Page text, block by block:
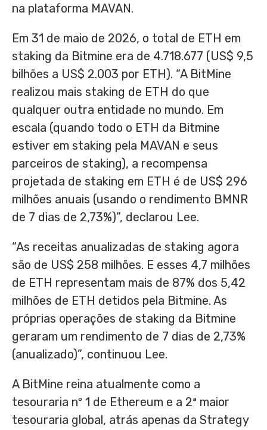
na plataforma MAVAN.
Em 31 de maio de 2026, o total de ETH em
staking da Bitmine era de 4.718.677 (US$ 9,5
bilhões a US$ 2.003 por ETH). “A BitMine
realizou mais staking de ETH do que
qualquer outra entidade no mundo. Em
escala (quando todo o ETH da Bitmine
estiver em staking pela MAVAN e seus
parceiros de staking), a recompensa
projetada de staking em ETH é de US$ 296
milhões anuais (usando o rendimento BMNR
de 7 dias de 2,73%)”, declarou Lee.
“As receitas anualizadas de staking agora
são de US$ 258 milhões. E esses 4,7 milhões
de ETH representam mais de 87% dos 5,42
milhões de ETH detidos pela Bitmine. As
próprias operações de staking da Bitmine
geraram um rendimento de 7 dias de 2,73%
(anualizado)”, continuou Lee.
A BitMine reina atualmente como a
tesouraria nº 1 de Ethereum e a 2ª maior
tesouraria global, atrás apenas da Strategy